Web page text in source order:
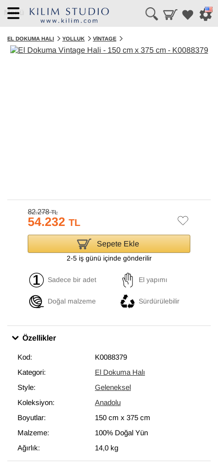
Menü
EL DOKUMA HALI YOLLUK VINTAGE
82.278TL
54.232 TL
Sepete Ekle
2-5 iş günü içinde gönderilir
Sadece bir adet El yapımı
Doğal malzeme Sürdürülebilir
Özellikler
Kod:
K0088379
Kategori:
El Dokuma Halı
Style:
Geleneksel
Koleksiyon:
Anadolu
Boyutlar:
150 cm x 375 cm
Malzeme:
100% Doğal Yün
Ağırlık:
14,0 kg